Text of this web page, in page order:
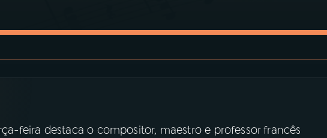
feira destaca o compositor, maestro e professor francês